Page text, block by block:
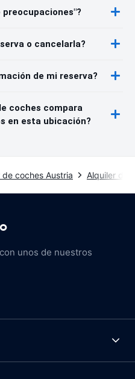
o cancelarla?
de mi reserva?
coches compara
en esta ubicación?
de coches Austria Alquiler de
unos de nuestros